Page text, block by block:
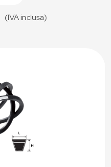
(IVA inclusa)